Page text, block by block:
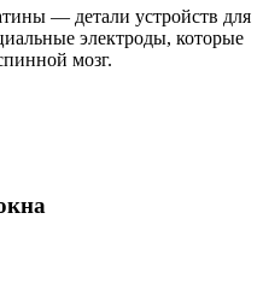
— детали устройств для
электроды, которые
мозг.